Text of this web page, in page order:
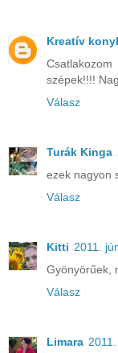
Kreatív
szépek!!!!
Válasz
Turák Kinga
ezek nagyon
Válasz
Kitti 2011.
Gyönyörűek,
Válasz
Limara